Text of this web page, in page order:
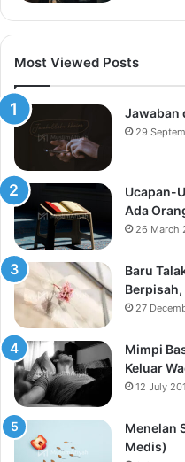
Most Viewed Posts
Jawaban
29
Ucapan-
Ada
26 March
Baru
27
Mimpi
Keluar
12 July
Menelan
Medis)